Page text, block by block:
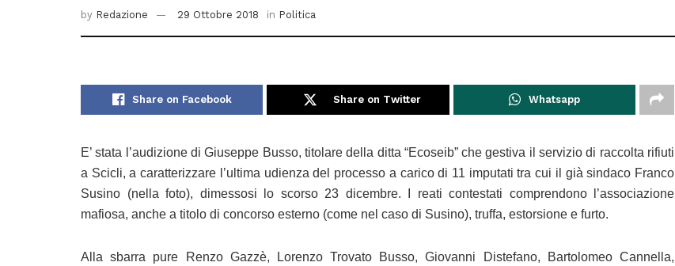
by Redazione 29 Ottobre 2018 in Politica
Share on Facebook Share on Twitter Whatsapp
E’ stata l’audizione di Giuseppe Busso, titolare della ditta “Ecoseib” che gestiva il servizio di raccolta rifiuti
a Scicli, a caratterizzare l’ultima udienza del processo a carico di 11 imputati tra cui il già sindaco Franco
Susino (nella foto), dimessosi lo scorso 23 dicembre. I reati contestati comprendono l’associazione
mafiosa, anche a titolo di concorso esterno (come nel caso di Susino), truffa, estorsione e furto.
Alla sbarra pure Renzo Gazzè, Lorenzo Trovato Busso, Giovanni Distefano, Bartolomeo Cannella,